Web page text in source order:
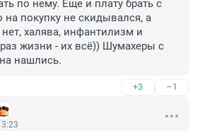
по нему. Еще и плату брать с
на покупку не скидывался, а
халява, инфантилизм и
жизни - их всё)) Шумахеры с
нашлись.
+3 –1